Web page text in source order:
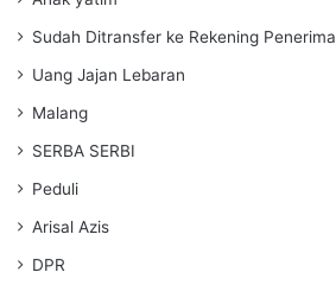
Sudah Ditransfer ke Rekening Penerima
Uang Jajan Lebaran
Malang
SERBA SERBI
Peduli
Arisal Azis
DPR